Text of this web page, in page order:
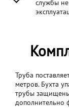
службы
Труба
метров. Бухта
трубы защищены
дополнительно